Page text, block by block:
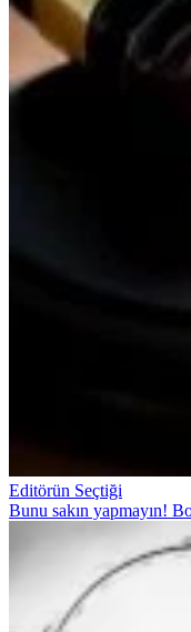
Editörün Seçtiği
Bunu sakın yapmayın!